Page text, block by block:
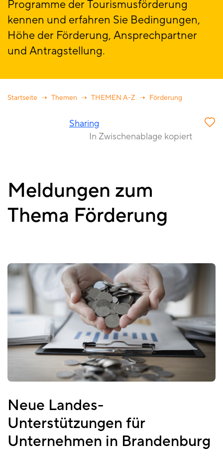
Programme der Tourismusförderung
kennen und erfahren Sie Bedingungen,
Höhe der Förderung, Ansprechpartner
und Antragstellung.
Startseite Themen THEMEN A-Z Förderung
Sharing
In Zwischenablage kopiert
Meldungen zum
Thema Förderung
Neue Landes-
Unterstützungen für
Unternehmen in Brandenburg